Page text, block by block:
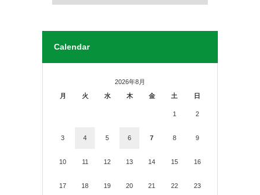
Calendar
2026年8月
月
火 水 木 金 土 日
1 2
3 4 5 6 7 8 9
10 11 12 13 14 15 16
17 18 19 20 21 22 23